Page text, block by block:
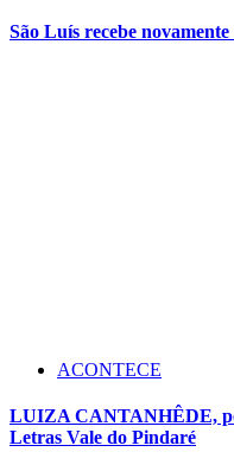
São Luís recebe
ACONTECE
LUIZA CANTANHÊDE,
Letras Vale do Pindaré